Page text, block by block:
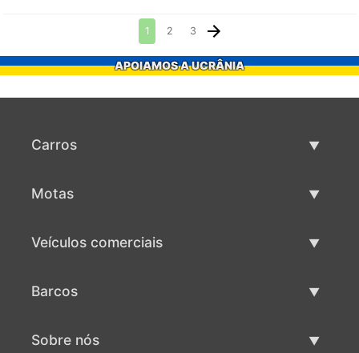
1 2 3
APOIAMOS A UCRÂNIA
Carros
Motas
Veículos comerciais
Barcos
Sobre nós